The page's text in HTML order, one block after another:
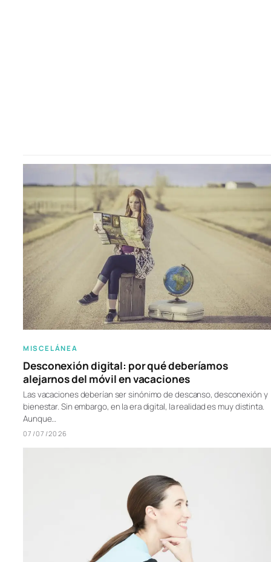
MISCELÁNEA
Desconexión digital: por qué deberíamos
alejarnos del móvil en vacaciones
Las vacaciones deberían ser sinónimo de descanso, desconexión y
bienestar. Sin embargo, en la era digital, la realidad es muy distinta.
Aunque…
07/07/2026